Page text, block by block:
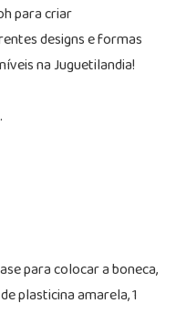
para criar
designs e formas
na Juguetilandia!
para colocar a boneca,
plasticina amarela, 1